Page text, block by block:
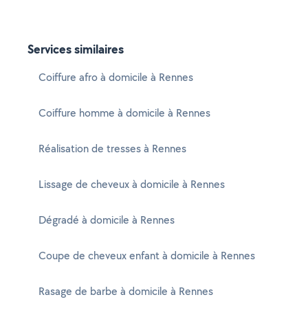
Services similaires
Coiffure afro à domicile à Rennes
Coiffure homme à domicile à Rennes
Réalisation de tresses à Rennes
Lissage de cheveux à domicile à Rennes
Dégradé à domicile à Rennes
Coupe de cheveux enfant à domicile à Rennes
Rasage de barbe à domicile à Rennes